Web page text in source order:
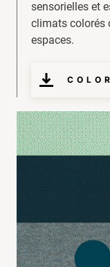
sensorielles et
climats colorés
espaces.